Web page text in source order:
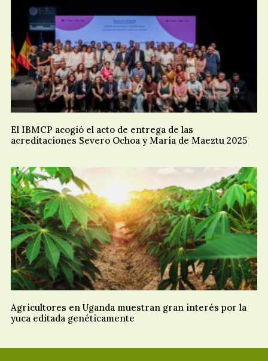
El IBMCP acogió el acto de entrega de las
acreditaciones Severo Ochoa y María de Maeztu 2025
Agricultores en Uganda muestran gran interés por la
yuca editada genéticamente